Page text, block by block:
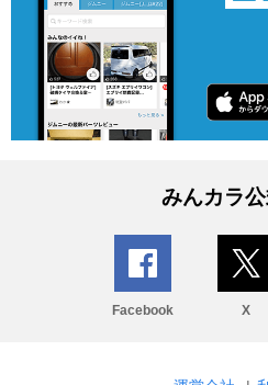
みんカラ
Facebook X